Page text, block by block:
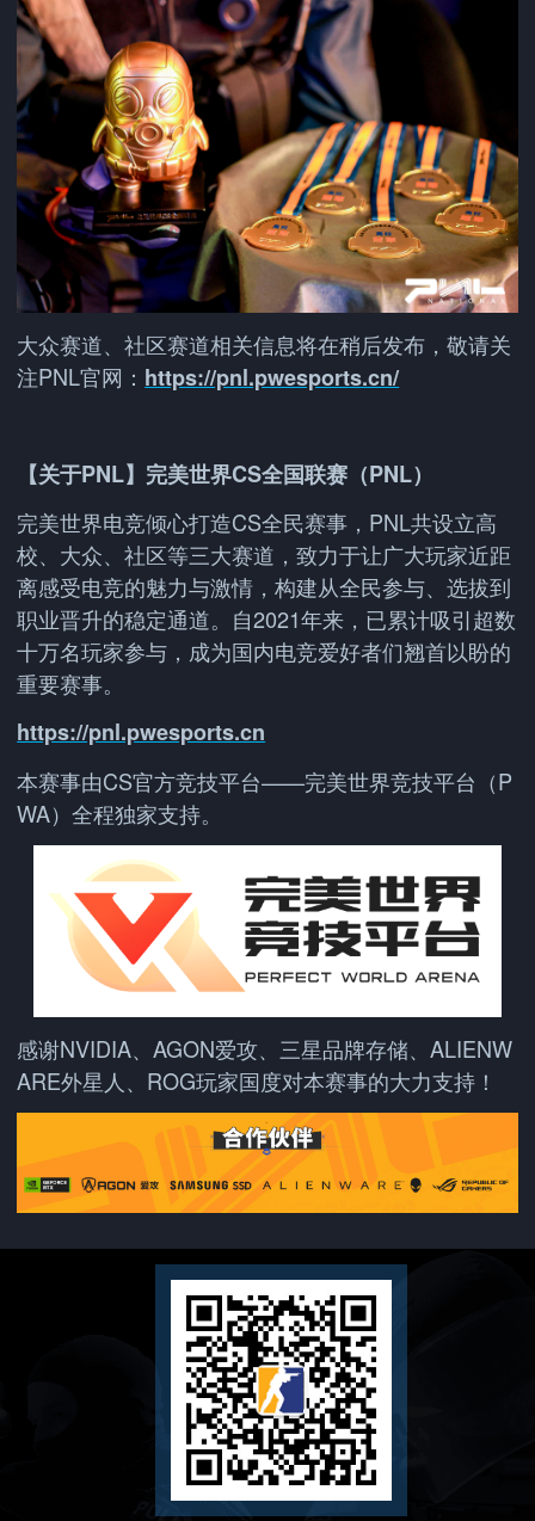
大众赛道、社区赛道相关信息将在稍后发布，敬请关
注PNL官网： https://pnl.pwesports.cn/
【关于PNL】完美世界CS全国联赛（PNL）
完美世界电竞倾心打造CS全民赛事，PNL共设立高
校、大众、社区等三大赛道，致力于让广大玩家近距
离感受电竞的魅力与激情，构建从全民参与、选拔到
职业晋升的稳定通道。自2021年来，已累计吸引超数
十万名玩家参与，成为国内电竞爱好者们翘首以盼的
重要赛事。
https://pnl.pwesports.cn
本赛事由CS官方竞技平台——完美世界竞技平台（P
WA）全程独家支持。
感谢NVIDIA、AGON爱攻、三星品牌存储、ALIENW
ARE外星人、ROG玩家国度对本赛事的大力支持！